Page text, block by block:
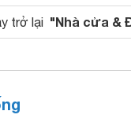
trở lại "Nhà cửa &